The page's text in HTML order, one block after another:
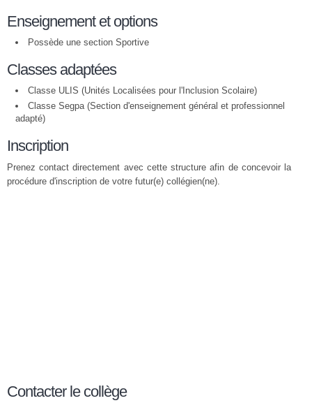
Enseignement et options
Possède une section Sportive
Classes adaptées
Classe ULIS (Unités Localisées pour l'Inclusion Scolaire)
Classe Segpa (Section d'enseignement général et professionnel
adapté)
Inscription
Prenez contact directement avec cette structure afin de concevoir la
procédure d'inscription de votre futur(e) collégien(ne).
Contacter le collège